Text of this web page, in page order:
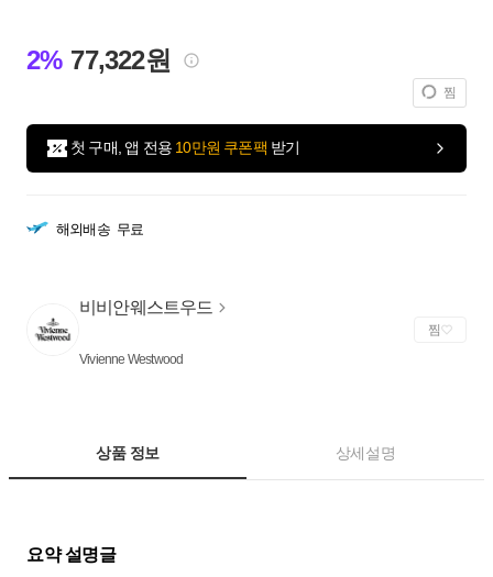
2% 77,322원
찜
첫 구매, 앱 전용 10만원 쿠폰팩 받기
해외배송 무료
비비안웨스트우드
Vivienne Westwood
찜
상품 정보 상세설명
요약 설명글